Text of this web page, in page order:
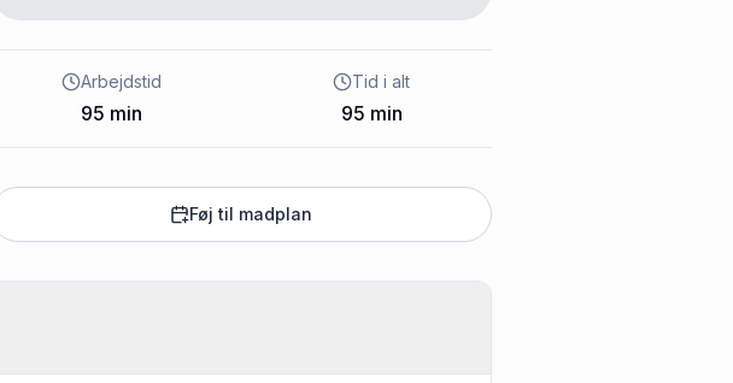
Arbejdstid
95 min
Tid i alt
95 min
Føj til madplan